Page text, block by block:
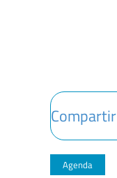
Compartir
Agenda